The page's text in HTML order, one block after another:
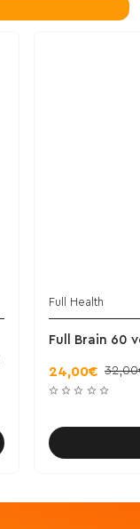
Full Health
Full Brain 60
24,00€